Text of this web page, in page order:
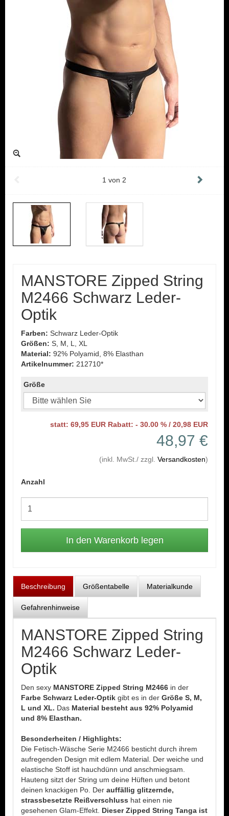
1 von 2
MANSTORE Zipped String
M2466 Schwarz Leder-
Optik
Farben: Schwarz Leder-Optik
Größen: S, M, L, XL
Material: 92% Polyamid, 8% Elasthan
Artikelnummer: 212710*
Größe
statt: 69,95 EUR Rabatt: - 30.00 % / 20,98 EUR
48,97 €
(inkl. MwSt./ zzgl. Versandkosten)
Anzahl
Beschreibung Größentabelle Materialkunde
Gefahrenhinweise
MANSTORE Zipped String
M2466 Schwarz Leder-
Optik
Den sexy MANSTORE Zipped String M2466 in der
Farbe Schwarz Leder-Optik gibt es in der Größe S, M,
L und XL. Das Material besteht aus 92% Polyamid
und 8% Elasthan.
Besonderheiten / Highlights:
Die Fetisch-Wäsche Serie M2466 besticht durch ihrem
aufregenden Design mit edlem Material. Der weiche und
elastische Stoff ist hauchdünn und anschmiegsam.
Hauteng sitzt der String um deine Hüften und betont
deinen knackigen Po. Der auffällig glitzernde,
strassbesetzte Reißverschluss hat einen nie
gesehenen Glam-Effekt. Dieser Zipped String Tanga ist